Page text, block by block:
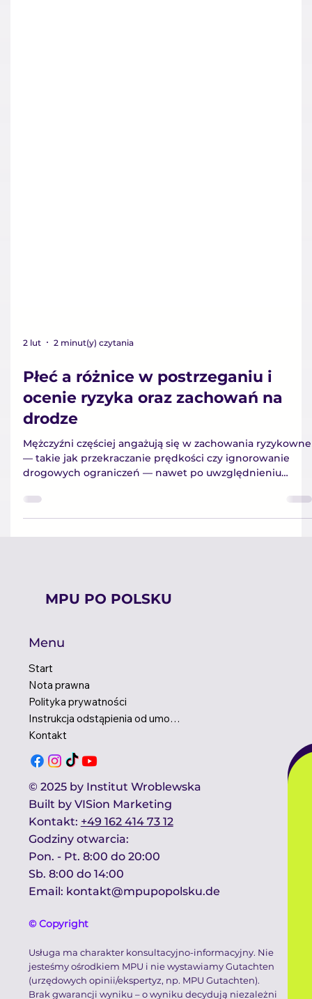
2 minut(y) czytania
Płeć a różnice w postrzeganiu i
ocenie ryzyka oraz zachowań na
drogowych ograniczeń — nawet po uwzględnieniu
Menu
Start
Nota prawna
Polityka prywatności
Instrukcja odstąpienia od umowy
Kontakt
© 2025 by Institut Wroblewska
Built by VISion Marketing
Kontakt​:+49 162 414 73 12
Pon. - Pt. 8:00 do 20:00
Email:kontakt@mpupopolsku.de
© Copyright
MPU PO POLSKU